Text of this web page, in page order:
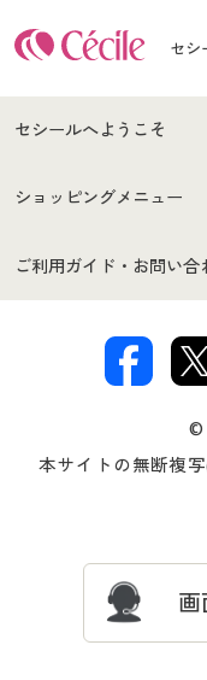
セシ
セシールへようこそ
はじめての方へ
セシールご利用規約
著作権・商標について
ショッピングメニュー
商品カテゴリ
プレゼント＆キャンペー
ご利用ガイド・お問い合
交換・返品は
ついて
©
本サイトの無断複